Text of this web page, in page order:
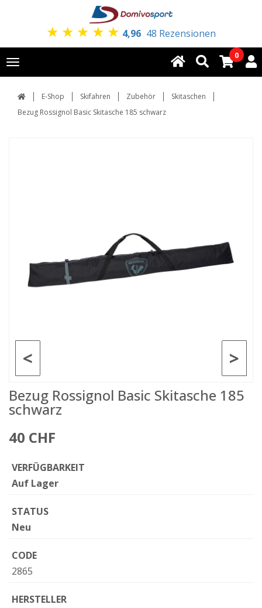
★ ★ ★ ★ ★ 4,96 48 Rezensionen
Toggle
navigation
0
E-Shop Skifahren Zubehör
Skitaschen
Bezug Rossignol Basic Skitasche 185 schwarz
>
<
Bezug Rossignol Basic Skitasche 185
schwarz
40 CHF
VERFÜGBARKEIT
Auf Lager
STATUS
Neu
CODE
2865
HERSTELLER